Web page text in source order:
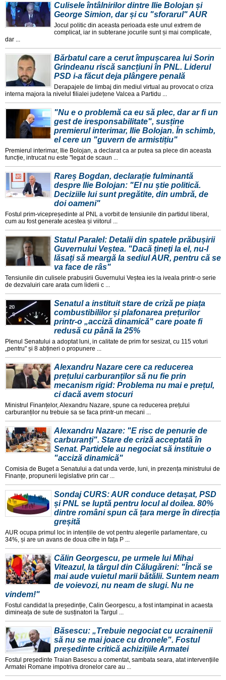
Culisele întâlnirilor dintre Ilie Bolojan și
George Simion, dar și cu "sforarul" AUR
Jocul politic din aceasta perioada este unul extrem de
complicat, iar in subterane jocurile sunt și mai complicate,
dar ...
Bărbatul care a cerut împușcarea lui Sorin
Grindeanu riscă sancțiuni în PNL. Liderul
PSD i-a făcut deja plângere penală
Derapajele de limbaj din mediul virtual au provocat o criza
interna majora la nivelul filialei județene Valcea a Partidu ...
"Nu e o problemă ca eu să plec, dar ar fi un
gest de iresponsabilitate", susține
premierul interimar, Ilie Bolojan. În schimb,
el cere un "guvern de armistițiu"
Premierul interimar, Ilie Bolojan, a declarat ca ar putea sa plece din aceasta
funcție, intrucat nu este "legat de scaun ...
Rareș Bogdan, declarație fulminantă
despre Ilie Bolojan: "El nu știe politică.
Deciziile lui sunt pregătite, din umbră, de
doi oameni"
Fostul prim-vicepreședinte al PNL a vorbit de tensiunile din partidul liberal,
cum au fost generate acestea și viitorul ...
Statul Paralel: Detalii din spatele prăbușirii
Guvernului Veștea. "Dacă țineți la el, nu-l
lăsați să meargă la sediul AUR, pentru că se
va face de râs"
Tensiunile din culisele prabușirii Guvernului Veștea ies la iveala printr-o serie
de dezvaluiri care arata cum liderii c ...
Senatul a instituit stare de criză pe piața
combustibililor și plafonarea prețurilor
printr-o „acciză dinamică" care poate fi
redusă cu până la 25%
Plenul Senatului a adoptat luni, in calitate de prim for sesizat, cu 115 voturi
„pentru" și 8 abțineri o propunere ...
Alexandru Nazare cere ca reducerea
prețului carburanților să nu fie prin
mecanism rigid: Problema nu mai e prețul,
ci dacă avem stocuri
Ministrul Finanțelor, Alexandru Nazare, spune ca reducerea prețului
carburanților nu trebuie sa se faca printr-un mecani ...
Alexandru Nazare: "E risc de penurie de
carburanți". Stare de criză acceptată în
Senat. Partidele au negociat să instituie o
"acciză dinamică"
Comisia de Buget a Senatului a dat unda verde, luni, in prezența ministrului de
Finanțe, propunerii legislative prin car ...
Sondaj CURS: AUR conduce detașat, PSD
și PNL se luptă pentru locul al doilea. 80%
dintre români spun că țara merge în direcția
greșită
AUR ocupa primul loc in intențiile de vot pentru alegerile parlamentare, cu
34%, și are un avans de doua cifre in fața P ...
Călin Georgescu, pe urmele lui Mihai
Viteazul, la târgul din Călugăreni: "Încă se
mai aude vuietul marii bătălii. Suntem neam
de voievozi, nu neam de slugi. Nu ne
vindem!"
Fostul candidat la președinție, Calin Georgescu, a fost intampinat in acaesta
dimineața de sute de susținatori la Targul ...
Băsescu: „Trebuie negociat cu ucrainenii
să nu se mai joace cu dronele". Fostul
președinte critică achizițiile Armatei
Fostul președinte Traian Basescu a comentat, sambata seara, atat intervențiile
Armatei Romane impotriva dronelor care au ...